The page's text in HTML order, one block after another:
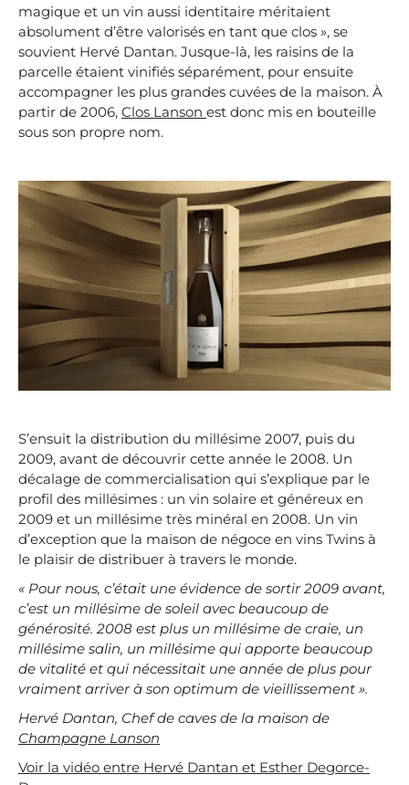
magique et un vin aussi identitaire méritaient
absolument d’être valorisés en tant que clos », se
souvient Hervé Dantan. Jusque-là, les raisins de la
parcelle étaient vinifiés séparément, pour ensuite
accompagner les plus grandes cuvées de la maison. À
partir de 2006, Clos Lanson est donc mis en bouteille
sous son propre nom.
S’ensuit la distribution du millésime 2007, puis du
2009, avant de découvrir cette année le 2008. Un
décalage de commercialisation qui s’explique par le
profil des millésimes : un vin solaire et généreux en
2009 et un millésime très minéral en 2008. Un vin
d’exception que la maison de négoce en vins Twins à
le plaisir de distribuer à travers le monde.
« Pour nous, c’était une évidence de sortir 2009 avant,
c’est un millésime de soleil avec beaucoup de
générosité. 2008 est plus un millésime de craie, un
millésime salin, un millésime qui apporte beaucoup
de vitalité et qui nécessitait une année de plus pour
vraiment arriver à son optimum de vieillissement ».
Hervé Dantan, Chef de caves de la maison de
Champagne Lanson
Voir la vidéo entre Hervé Dantan et Esther Degorce-